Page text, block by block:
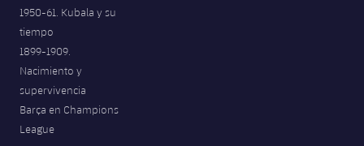
eFootball
1950-61. Kubala y su
tiempo
1899-1909.
Nacimiento y
supervivencia
Barça en Champions
League